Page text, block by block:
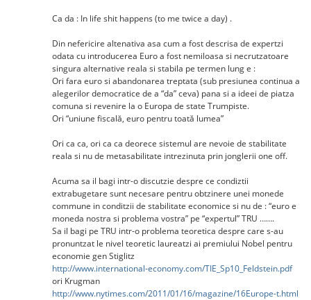
Ca da : In life shit happens (to me twice a day) .
Din nefericire altenativa asa cum a fost descrisa de expertzi
odata cu introducerea Euro a fost nemiloasa si necrutzatoare
singura alternative reala si stabila pe termen lung e :
Ori fara euro si abandonarea treptata (sub presiunea continua a
alegerilor democratice de a “da” ceva) pana si a ideei de piatza
comuna si revenire la o Europa de state Trumpiste.
Ori “uniune fiscală, euro pentru toată lumea”
Ori ca ca, ori ca ca deorece sistemul are nevoie de stabilitate
reala si nu de metasabilitate intrezinuta prin jonglerii one off.
Acuma sa il bagi intr-o discutzie despre ce condiztii
extrabugetare sunt necesare pentru obtzinere unei monede
commune in conditzii de stabilitate economice si nu de : “euro e
moneda nostra si problema vostra” pe “expertul” TRU …….
Sa il bagi pe TRU intr-o problema teoretica despre care s-au
pronuntzat le nivel teoretic laureatzi ai premiului Nobel pentru
economie gen Stiglitz
http://www.international-economy.com/TIE_Sp10_Feldstein.pdf
ori Krugman
http://www.nytimes.com/2011/01/16/magazine/16Europe-t.html